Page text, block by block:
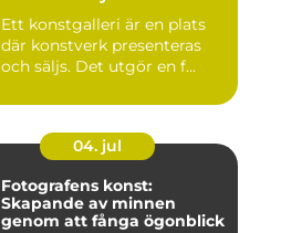
Ett konstgalleri är en plats
där konstverk presenteras
och säljs. Det utgör en f...
04. jul
Fotografens konst:
Skapande av minnen
genom att fånga ögonblick